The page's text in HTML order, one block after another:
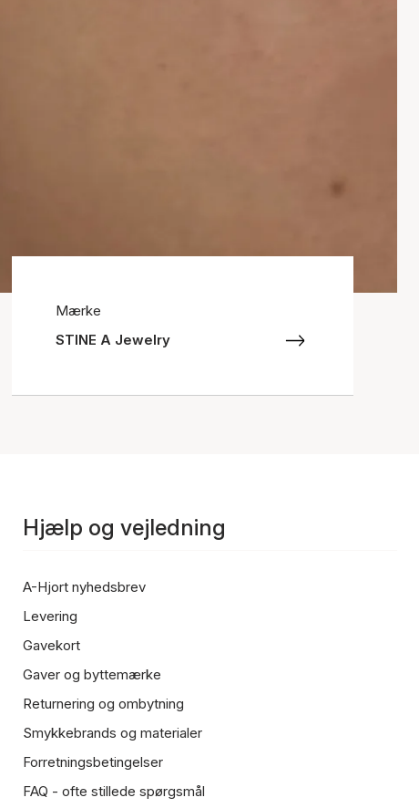
Mærke
STINE A Jewelry
Hjælp og vejledning
A-Hjort nyhedsbrev
Levering
Gavekort
Gaver og byttemærke
Returnering og ombytning
Smykkebrands og materialer
Forretningsbetingelser
FAQ - ofte stillede spørgsmål